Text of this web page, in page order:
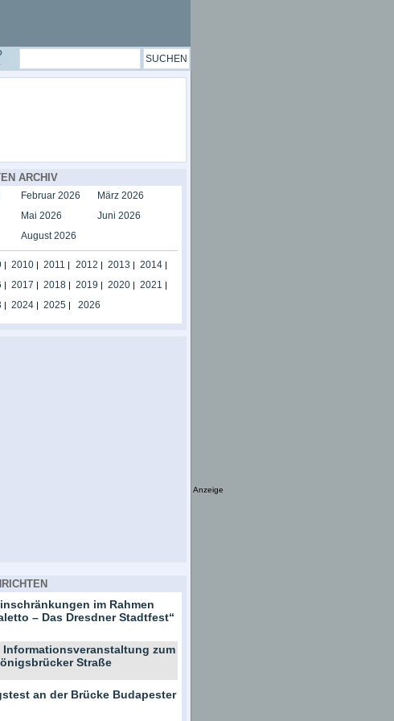
ARCHIV
Februar 2026
März 2026
Mai 2026
Juni 2026
August 2026
| 2010| 2011 | 2012 | 2013 | 2014|
| 2017 | 2018| 2019 | 2020| 2021 |
| 2024| 2025| 2026
im Rahmen
– Das Dresdner Stadtfest“
Informationsveranstaltung zum
Straße
an der Brücke Budapester
Anzeige